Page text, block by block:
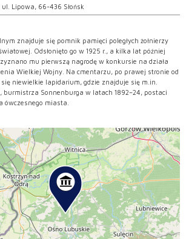
ul. Lipowa, 66-436 Słońsk
znajduje się pomnik pamięci poległych żołnierzy
Odsłonięto go w 1925 r., a kilka lat później
mu pierwszą nagrodę w konkursie na działa
Wielkiej Wojny. Na cmentarzu, po prawej stronie od
niewielkie lapidarium, gdzie znajduje się m.in.
burmistrza Sonnenburga w latach 1892–24, postaci
ówczesnego miasta.